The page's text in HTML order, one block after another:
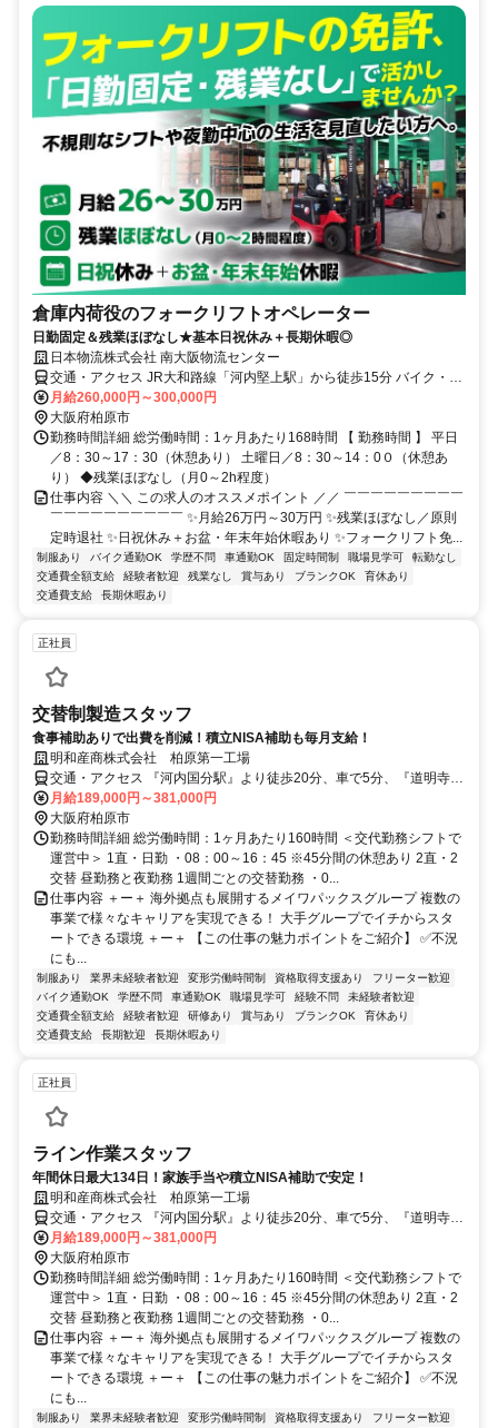
倉庫内荷役のフォークリフトオペレーター
日勤固定＆残業ほぼなし★基本日祝休み＋長期休暇◎
日本物流株式会社 南大阪物流センター
交通・アクセス JR大和路線「河内堅上駅」から徒歩15分 バイク・車
通勤OK
月給260,000円～300,000円
大阪府柏原市
勤務時間詳細 総労働時間：1ヶ月あたり168時間 【 勤務時間 】 平日
／8：30～17：30（休憩あり） 土曜日／8：30～14：0０（休憩あ
り） ◆残業ほぼなし（月0～2h程度）
仕事内容 ＼＼ この求人のオススメポイント ／／ ￣￣￣￣￣￣￣￣￣
￣￣￣￣￣￣￣￣￣￣ ✨月給26万円～30万円 ✨残業ほぼなし／原則
定時退社 ✨日祝休み＋お盆・年末年始休暇あり ✨フォークリフト免...
制服あり バイク通勤OK 学歴不問 車通勤OK 固定時間制 職場見学可
転勤なし
交通費全額支給
経験者歓迎 残業なし 賞与あり ブランクOK
育休あり
交通費支給
長期休暇あり
正社員
交替制製造スタッフ
食事補助ありで出費を削減！積立NISA補助も毎月支給！
明和産商株式会社 柏原第一工場
交通・アクセス 『河内国分駅』より徒歩20分、車で5分、『道明寺
駅』より徒歩20分、車で5分
月給189,000円～381,000円
大阪府柏原市
勤務時間詳細 総労働時間：1ヶ月あたり160時間 ＜交代勤務シフトで
運営中＞ 1直・日勤 ・08：00～16：45 ※45分間の休憩あり 2直・2
交替 昼勤務と夜勤務 1週間ごとの交替勤務 ・0...
仕事内容 ＋ー＋ 海外拠点も展開するメイワパックスグループ 複数の
事業で様々なキャリアを実現できる！ 大手グループでイチからスタ
ートできる環境 ＋ー＋ 【この仕事の魅力ポイントをご紹介】 ✅不況
にも...
制服あり 業界未経験者歓迎 変形労働時間制 資格取得支援あり
フリーター歓迎
バイク通勤OK
学歴不問 車通勤OK 職場見学可 経験不問
未経験者歓迎
交通費全額支給
経験者歓迎 研修あり 賞与あり ブランクOK
育休あり
交通費支給
長期歓迎 長期休暇あり
正社員
ライン作業スタッフ
年間休日最大134日！家族手当や積立NISA補助で安定！
明和産商株式会社 柏原第一工場
交通・アクセス 『河内国分駅』より徒歩20分、車で5分、『道明寺
駅』より徒歩20分、車で5分
月給189,000円～381,000円
大阪府柏原市
勤務時間詳細 総労働時間：1ヶ月あたり160時間 ＜交代勤務シフトで
運営中＞ 1直・日勤 ・08：00～16：45 ※45分間の休憩あり 2直・2
交替 昼勤務と夜勤務 1週間ごとの交替勤務 ・0...
仕事内容 ＋ー＋ 海外拠点も展開するメイワパックスグループ 複数の
事業で様々なキャリアを実現できる！ 大手グループでイチからスタ
ートできる環境 ＋ー＋ 【この仕事の魅力ポイントをご紹介】 ✅不況
にも...
制服あり 業界未経験者歓迎 変形労働時間制 資格取得支援あり
フリーター歓迎